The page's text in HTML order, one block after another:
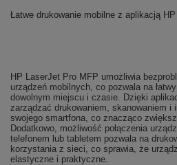
Łatwe drukowanie mobilne z aplikacją
HP LaserJet Pro MFP umożliwia
urządzeń mobilnych, co pozwala na
dowolnym miejscu i czasie. Dzięki
zarządzać drukowaniem, skanowaniem i
swojego smartfona, co znacząco
Dodatkowo, możliwość połączenia
telefonem lub tabletem pozwala na
korzystania z sieci, co sprawia, że
elastyczne i praktyczne.